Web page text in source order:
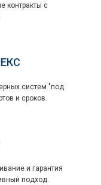
контракты с
систем "под
и сроков.
и гарантия
подход.